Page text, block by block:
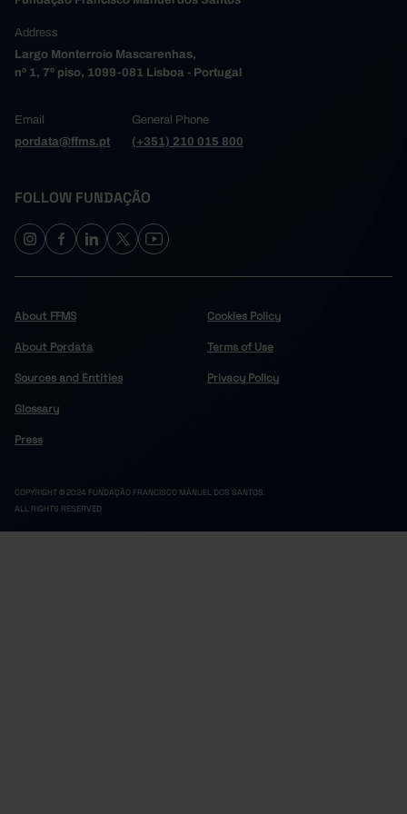
Address
Largo Monterroio Mascarenhas,
nº 1, 7º piso, 1099-081 Lisboa - Portugal
Email
pordata@ffms.pt
General Phone
(+351) 210 015 800
FOLLOW FUNDAÇÃO
About FFMS
About Pordata
Sources and Entities
Glossary
Press
Cookies Policy
Terms of Use
Privacy Policy
COPYRIGHT © 2024 FUNDAÇÃO FRANCISCO MANUEL DOS SANTOS.
ALL RIGHTS RESERVED